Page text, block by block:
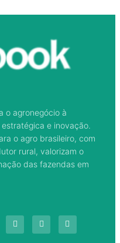
o agronegócio à
e inovação.
o agro brasileiro, com
rural, valorizam o
das fazendas em